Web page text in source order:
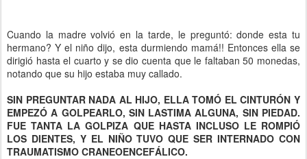
Cuando la madre volvió en la tarde, le preguntó: donde esta tu
hermano? Y el niño dijo, esta durmiendo mamá!! Entonces ella se
dirigió hasta el cuarto y se dio cuenta que le faltaban 50 monedas,
notando que su hijo estaba muy callado.
SIN PREGUNTAR NADA AL HIJO, ELLA TOMÓ EL CINTURÓN Y
EMPEZÓ A GOLPEARLO, SIN LASTIMA ALGUNA, SIN PIEDAD.
FUE TANTA LA GOLPIZA QUE HASTA INCLUSO LE ROMPIÓ
LOS DIENTES, Y EL NIÑO TUVO QUE SER INTERNADO CON
TRAUMATISMO CRANEOENCEFÁLICO.